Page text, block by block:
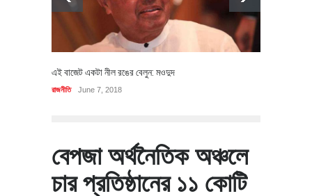
এই বাজেট একটা নীল রঙের বেলুন: মওদুদ
রাজনীতি June 7, 2018
বেপজা অর্থনৈতিক অঞ্চলে
চার প্রতিষ্ঠানের ১১ কোটি